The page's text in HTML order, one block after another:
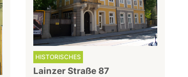
HISTORISCHES
Lainzer Straße 87